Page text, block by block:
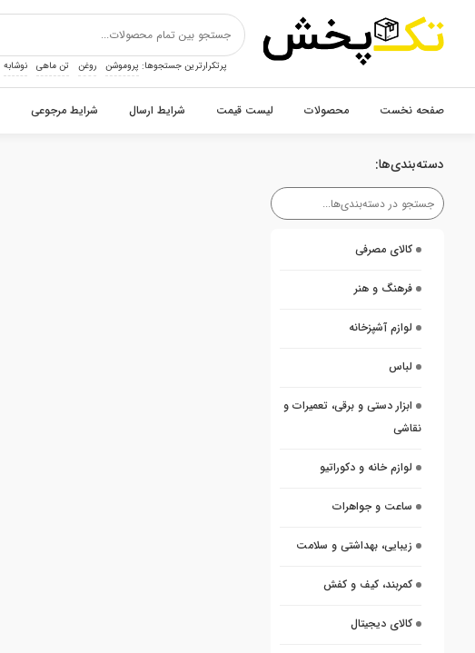
پرتکرارترین جستجوها: پروموشن روغن تن ماهی نوشابه
صفحه نخست محصولات لیست قیمت شرایط ارسال شرایط مرجوعی
دسته‌بندی‌ها:
کالای مصرفی
فرهنگ و هنر
لوازم آشپزخانه
لباس
ابزار دستی و برقی، تعمیرات و
نقاشی
لوازم خانه و دکوراتیو
ساعت و جواهرات
زیبایی، بهداشتی و سلامت
کمربند، کیف و کفش
کالای دیجیتال